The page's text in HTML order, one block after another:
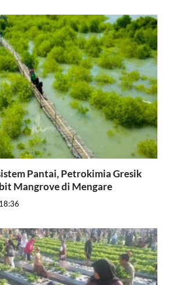
Pantai, Petrokimia Gresik
Mangrove di Mengare